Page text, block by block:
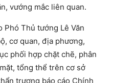
vướng mắc liên quan.
Phó Thủ tướng Lê Văn
cơ quan, địa phương,
phối hợp chặt chẽ, phân
tổng thể trên cơ sở
trương báo cáo Chính